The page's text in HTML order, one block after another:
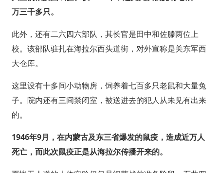
万三千多只。
此外，还有二六四六部队，其长官是田中和佐滕两位上
校。该部队驻扎在海拉尔西头道街，对外宣称是关东军西
大仓库。
这里设有十多间小动物房，饲养着七百多只老鼠和大量兔
子。院内还有三间禁闭室，被送进去的犯人从未见有出来
的。
1946年9月，在内蒙古及东三省爆发的鼠疫，造成近万人
死亡，而此次鼠疫正是从海拉尔传播开来的。